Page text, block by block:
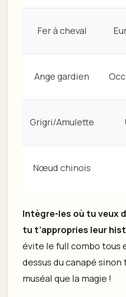
Fer à cheval
Ange gardien
Grigri/Amulette
Nœud chinois
Intègre-les où tu veux
tu t’appropries leur
évite le full combo tous
dessus du canapé sinon
muséal que la magie !